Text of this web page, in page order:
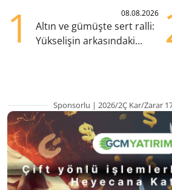
1 08.08.2026
Altın ve gümüşte sert ralli:
Yükselişin arkasındaki
Sponsorlu | 2026/2Ç Kar/Zarar